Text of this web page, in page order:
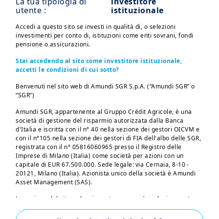
vincoli di benchmark
Regionali:
Opportunità mirate in regioni
CEEMEA (compresa l'area MENA) e
Approccio d'investimento
fondamentale
Strategie con focus sul rischio, con
la possibilità di investire in titoli di
aziende small e mid cap e senza
vincoli di benchmark
Per paese:
Investimenti in paesi con forte
crescita
utente :
istituzionale
Accedi a questo sito se investi in qualità di, o selezioni
investimenti per conto di, istituzioni come enti sovrani, fondi
pensione o assicurazioni.
Stai accedendo al sito come investitore istituzionale,
accetti le condizioni di cui sotto?
Benvenuti nel sito web di Amundi SGR S.p.A. (“Amundi SGR” o
“SGR”)
Amundi SGR, appartenente al Gruppo Crédit Agricole, è una
società di gestione del risparmio autorizzata dalla Banca
d'Italia e iscritta con il n° 40 nella sezione dei gestori OICVM e
con il n°105 nella sezione dei gestori di FIA dell'albo delle SGR,
registrata con il n° 05816060965 presso il Registro delle
Imprese di Milano (Italia) come società per azioni con un
capitale di EUR 67.500.000. Sede legale: via Cernaia, 8-10 -
20121, Milano (Italia). Azionista unico della società è Amundi
Asset Management (SAS).
La sezione del sito web cui avrete accesso è esclusivamente
riservata alle persone residenti in Italia o che accedono al sito
stesso dall'Italia. Se risiedete in un paese dotato di un sito web